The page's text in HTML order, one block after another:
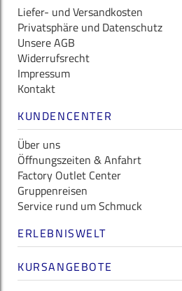
Liefer- und Versandkosten
Privatsphäre und Datenschutz
Unsere AGB
Widerrufsrecht
Impressum
Kontakt
KUNDENCENTER
Über uns
Öffnungszeiten & Anfahrt
Factory Outlet Center
Gruppenreisen
Service rund um Schmuck
ERLEBNISWELT
KURSANGEBOTE